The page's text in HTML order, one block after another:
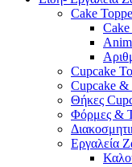
Cake
Cake
Cupcake
Cupcake &
Θήκες
Φόρμες &
Εργαλεία